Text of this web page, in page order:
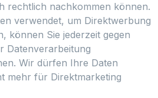
rechtlich nachkommen können.
verwendet, um Direktwerbung
können Sie jederzeit gegen
Datenverarbeitung
Wir dürfen Ihre Daten
mehr für Direktmarketing